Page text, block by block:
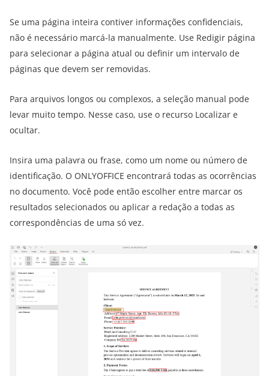
Se uma página inteira contiver informações confidenciais,
não é necessário marcá-la manualmente. Use Redigir página
para selecionar a página atual ou definir um intervalo de
páginas que devem ser removidas.
Para arquivos longos ou complexos, a seleção manual pode
levar muito tempo. Nesse caso, use o recurso Localizar e
ocultar.
Insira uma palavra ou frase, como um nome ou número de
identificação. O ONLYOFFICE encontrará todas as ocorrências
no documento. Você pode então escolher entre marcar os
resultados selecionados ou aplicar a redação a todas as
correspondências de uma só vez.